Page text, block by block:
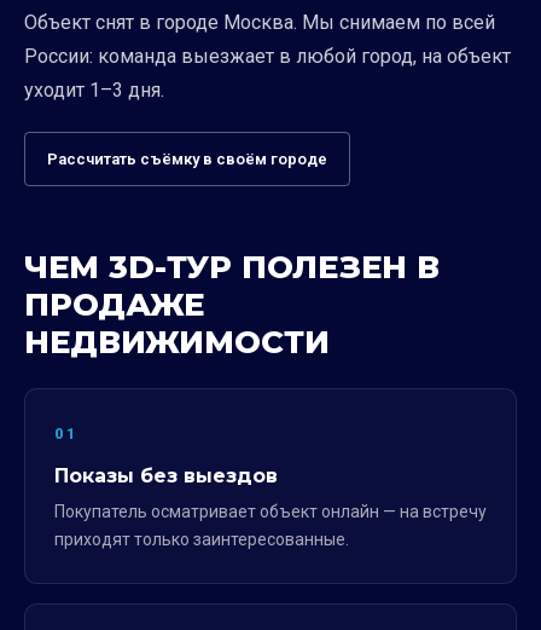
Объект снят в городе Москва. Мы снимаем по всей
России: команда выезжает в любой город, на объект
уходит 1–3 дня.
Рассчитать съёмку в своём городе
ЧЕМ 3D-ТУР ПОЛЕЗЕН В
ПРОДАЖЕ
НЕДВИЖИМОСТИ
01
Показы без выездов
Покупатель осматривает объект онлайн — на встречу
приходят только заинтересованные.